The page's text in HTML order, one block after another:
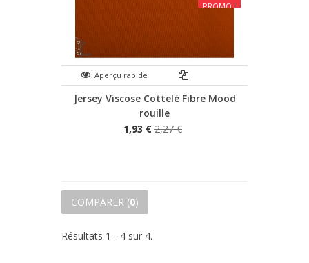
PROMO !
Aperçu rapide
Jersey Viscose Cottelé Fibre Mood
rouille
1,93 € 2,27 €
COMPARER (0)
Résultats 1 - 4 sur 4.